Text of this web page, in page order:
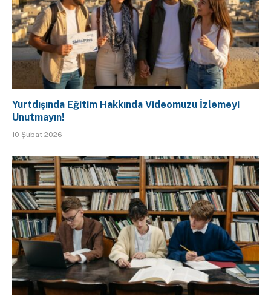
Yurtdışında Eğitim Hakkında Videomuzu İzlemeyi
Unutmayın!
10 Şubat 2026